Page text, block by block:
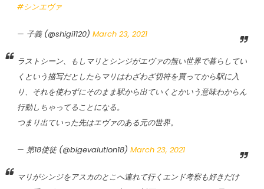
#シンエヴァ
— 子義 (@shigi1120) March 23, 2021
ラストシーン、もしマリとシンジがエヴァの無い世界で暮らしてい
くという描写だとしたらマリはわざわざ切符を買ってから駅に入
り、それを使わずにそのまま駅から出ていくとかいう意味わからん
行動しちゃってることになる。
つまり出ていった先はエヴァのある元の世界。
— 第18使徒 (@bigevalution18) March 23, 2021
マリがシンジをアスカのとこへ連れて行くエンド考察も好きだけ